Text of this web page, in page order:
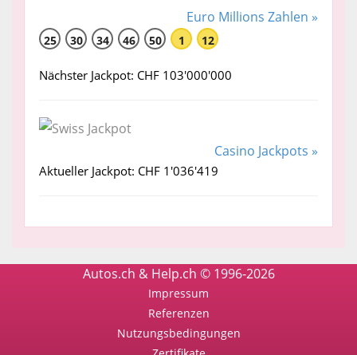
Euro Millions Zahlen »
25 30 34 46 50 1 12
Nächster Jackpot: CHF 103'000'000
Casino Jackpots »
Aktueller Jackpot: CHF 1'036'419
Autos.ch & Help.ch © 1996-2026
Impressum
Referenzen
Nutzungsbedingungen